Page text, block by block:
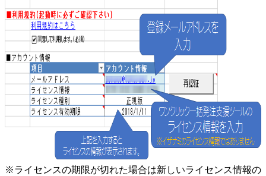
※ライセンスの期限が切れた場合は新しいライセンス情報の